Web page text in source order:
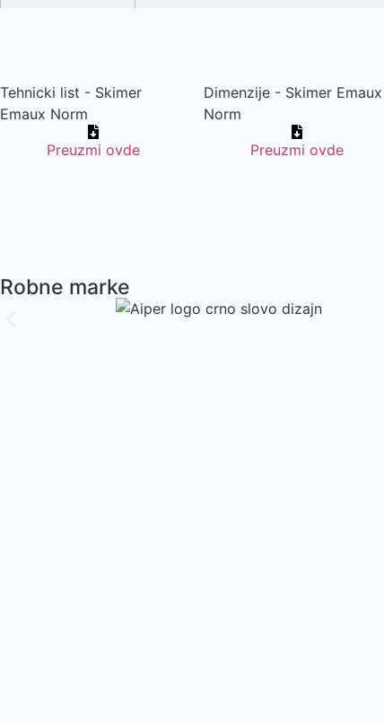
Tehnicki list - Skimer
Emaux Norm
Preuzmi ovde
Dimenzije - Skimer Emaux
Norm
Preuzmi ovde
Robne marke